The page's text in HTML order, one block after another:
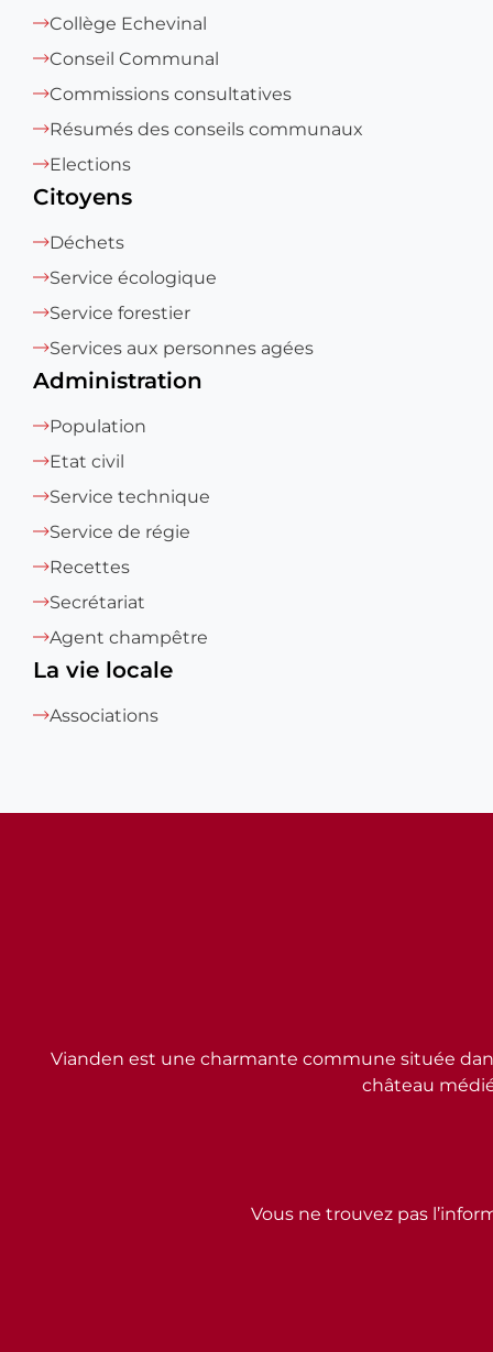
Collège Echevinal
Conseil Communal
Commissions consultatives
Résumés des conseils communaux
Elections
Citoyens
Déchets
Service écologique
Service forestier
Services aux personnes agées
Administration
Population
Etat civil
Service technique
Service de régie
Recettes
Secrétariat
Agent champêtre
La vie locale
Associations
Vous ne trouvez pas
Vianden est une charmante commune située
château